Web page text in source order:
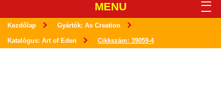
MENU
Kezdőlap Gyártók: As Creation
Katalógus: Art of Eden Cikkszám: 39059-4